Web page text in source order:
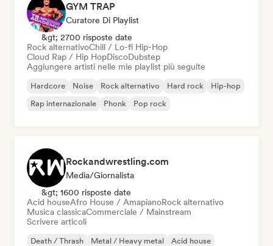
GYM TRAP
Curatore Di Playlist
&gt; 2700 risposte date
Rock alternativoChill / Lo-fi Hip-Hop
Cloud Rap / Hip HopDiscoDubstep
Aggiungere artisti nelle mie playlist più seguite
Hardcore Noise Rock alternativo Hard rock
Hip-hop
Rap internazionale
Phonk Pop rock
Rockandwrestling.com
Media/Giornalista
&gt; 1600 risposte date
Acid houseAfro House / AmapianoRock alternativo
Musica classicaCommerciale / Mainstream
Scrivere articoli
Death / Thrash Metal / Heavy metal
Acid house